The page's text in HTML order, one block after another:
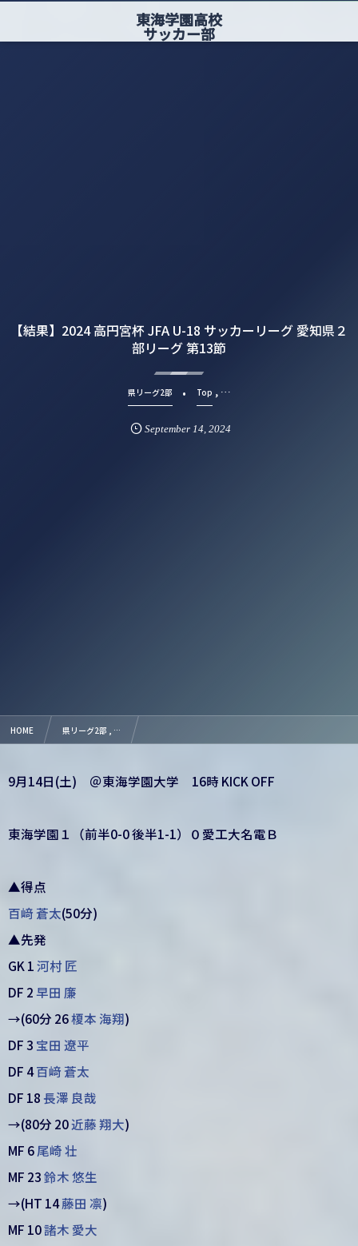
東海学園高校
サッカー部
【結果】2024 高円宮杯 JFA U-18 サッカーリーグ 愛知県２
部リーグ 第13節
県リーグ2部 Top , …
September 14, 2024
HOME 県リーグ2部 , …
9月14日(土) ＠東海学園大学 16時 KICK OFF
東海学園１（前半0-0 後半1-1）０愛工大名電Ｂ
▲得点
百﨑 蒼太(50分)
▲先発
GK 1河村 匠
DF 2早田 廉
→(60分 26榎本 海翔)
DF 3 宝田 遼平
DF 4百﨑 蒼太
DF 18 長澤 良哉
→(80分 20近藤 翔大)
MF 6尾崎 壮
MF 23鈴木 悠生
→(HT 14藤田 凛)
MF 10諸木 愛大